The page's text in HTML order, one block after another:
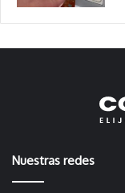
Nuestras redes